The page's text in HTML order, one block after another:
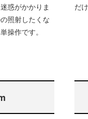
惑がかかりま
照射したくな
操作です。
だ